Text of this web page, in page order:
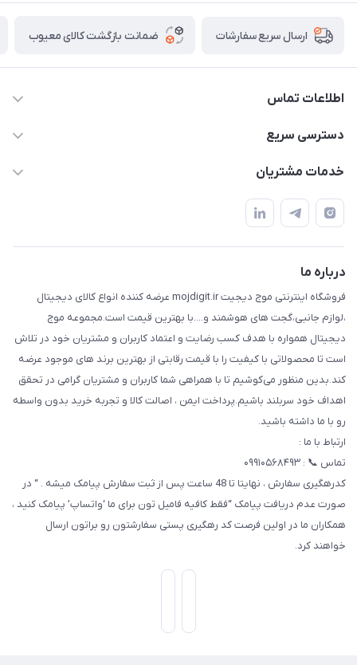
ارسال سریع سفارشات ضمانت بازگشت کالای معیوب
اطلاعات تماس
واتساپ و تماس 09910568493
دسترسی سریع
حساب کاربری
درباره ما
تماس با ما
خدمات مشتریان
قوانین و مقررات
حریم خصوصی
درباره ما
فروشگاه اینترنتی موج دیجیت mojdigit.ir عرضه کننده انواع کالای دیجیتال
،لوازم جانبی،گجت های هوشمند و....با بهترین قیمت است.مجموعه موج
دیجیتال همواره با هدف کسب رضایت و اعتماد کاربران و مشتریان خود در تلاش
است تا محصولاتی با کیفیت را با قیمت رقابتی از بهترین برند های موجود عرضه
کند.بدین منظور می‌کوشیم تا با همراهی شما کاربران و مشتریان گرامی در تحقق
اهداف خود سربلند باشیم.پرداخت ایمن ، اصالت کالا و تجربه خرید بدون واسطه
رو با ما داشته باشید.
ارتباط با ما :
تماس 📞 : ۰۹۹۱۰۵۶۸۴۹۳
کدرهگیری سفارش ، نهایتا تا 48 ساعت پس از ثبت سفارش پیامک میشه . “ در
صورت عدم دریافت پیامک “فقط کافیه فامیل تون برای ما ‘واتساپ’ پیامک کنید ،
همکاران ما در اولین فرصت کد رهگیری پستی سفارشتون رو براتون ارسال
خواهند کرد.